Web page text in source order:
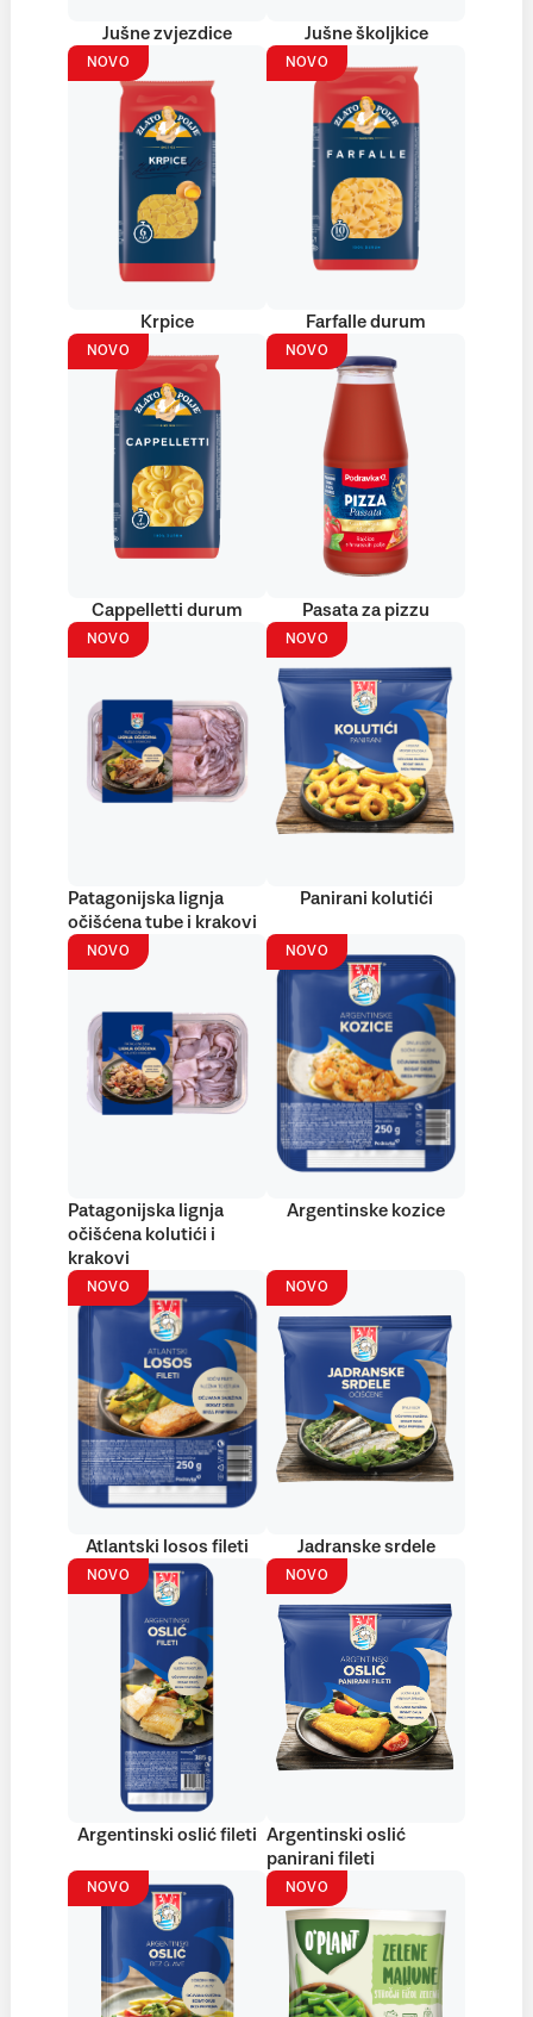
Jušne zvjezdice Jušne školjkice
NOVO
Krpice
NOVO
Farfalle durum
NOVO
Cappelletti durum
NOVO
Pasata za pizzu
NOVO
Patagonijska lignja
očišćena tube i krakovi
NOVO
Panirani kolutići
NOVO
Patagonijska lignja
očišćena kolutići i
krakovi
NOVO
Argentinske kozice
NOVO
Atlantski losos fileti
NOVO
Jadranske srdele
NOVO
Argentinski oslić fileti
NOVO
Argentinski oslić
panirani fileti
NOVO NOVO